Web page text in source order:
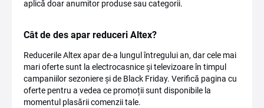
aplică doar anumitor produse sau categorii.
Cât de des apar reduceri Altex?
Reducerile Altex apar de-a lungul întregului an, dar cele mai
mari oferte sunt la electrocasnice și televizoare în timpul
campaniilor sezoniere și de Black Friday. Verifică pagina cu
oferte pentru a vedea ce promoții sunt disponibile la
momentul plasării comenzii tale.